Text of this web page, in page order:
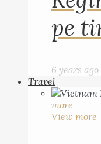
pe
6 years ago
Travel
more
View more